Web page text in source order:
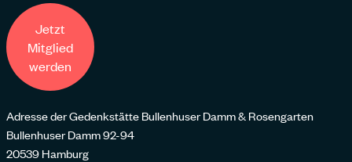
Jetzt
Mitglied
werden
Adresse der Gedenkstätte Bullenhuser Damm & Rosengarten
Bullenhuser Damm 92-94
20539 Hamburg